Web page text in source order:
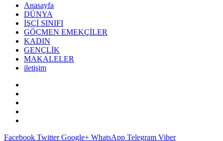
Anasayfa
DÜNYA
İŞÇİ SINIFI
GÖÇMEN EMEKÇİLER
KADIN
GENÇLİK
MAKALELER
iletişim
Facebook Twitter Google+ WhatsApp Telegram Viber